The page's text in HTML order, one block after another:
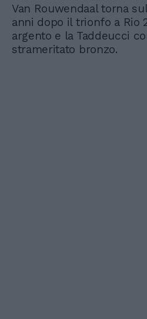
Van Rouwendaal torna
anni dopo il trionfo a Rio
argento e la Taddeucci
strameritato bronzo.